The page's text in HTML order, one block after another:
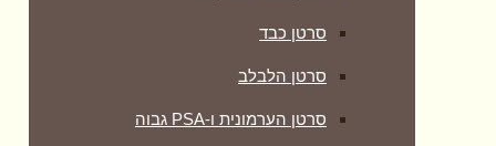
סרטן כבד
סרטן הלבלב
סרטן הערמונית ו-PSA גבוה